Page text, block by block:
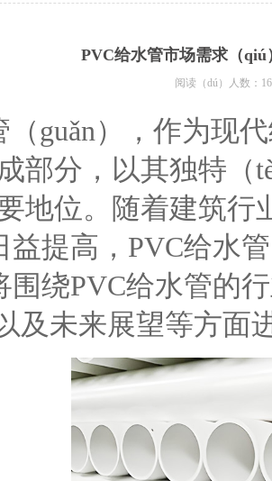
PVC给水管市场需求（
阅读（dú）人数：
（guǎn），作为现
成部分，以其独特
要地位。随着建筑
益提高，PVC给水
围绕PVC给水管的
及未来展望等方面